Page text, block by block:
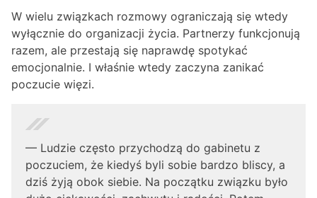
W wielu związkach rozmowy ograniczają się wtedy
wyłącznie do organizacji życia. Partnerzy funkcjonują
razem, ale przestają się naprawdę spotykać
emocjonalnie. I właśnie wtedy zaczyna zanikać
poczucie więzi.
— Ludzie często przychodzą do gabinetu z
poczuciem, że kiedyś byli sobie bardzo bliscy, a
dziś żyją obok siebie. Na początku związku było